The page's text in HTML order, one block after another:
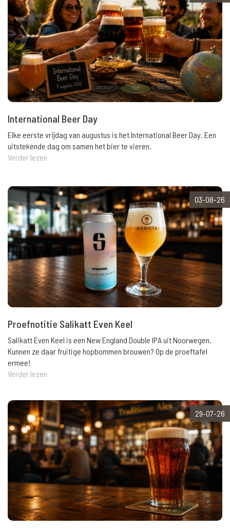
International Beer Day
Elke eerste vrijdag van augustus is het International Beer Day. Een
uitstekende dag om samen het bier te vieren.
Verder lezen
03-08-26
Proefnotitie Salikatt Even Keel
Salikatt Even Keel is een New England Double IPA uit Noorwegen.
Kunnen ze daar fruitige hopbommen brouwen? Op de proeftafel
ermee!
Verder lezen
29-07-26